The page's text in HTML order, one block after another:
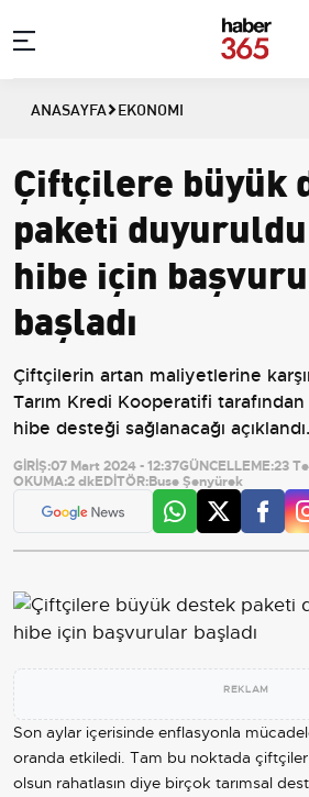
ANASAYFA EKONOMI
Çiftçilere büyük
paketi
hibe için
başladı
Çiftçilerin artan maliyetlerine
Tarım Kredi Kooperatifi
hibe desteği sağlanacağı açıklandı.
GİRİŞ:07 Mart 2024 - 12:37GÜNCELLEME:23
OKUMA:2 dkEDİTÖR:Buse Şenyürek
REKLAM
Son aylar içerisinde enflasyonla
oranda etkiledi. Tam bu noktada
olsun rahatlasın diye birçok tarımsal